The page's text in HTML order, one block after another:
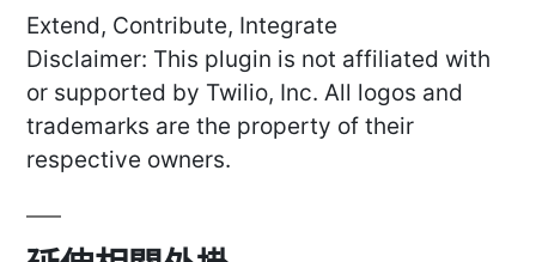
Extend, Contribute, Integrate
Disclaimer: This plugin is not affiliated with
or supported by Twilio, Inc. All logos and
trademarks are the property of their
respective owners.